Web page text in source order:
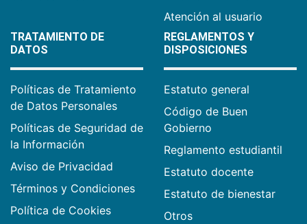
Atención al usuario
TRATAMIENTO DE
DATOS
Políticas de Tratamiento
de Datos Personales
Políticas de Seguridad de
la Información
Aviso de Privacidad
Términos y Condiciones
Política de Cookies
REGLAMENTOS Y
DISPOSICIONES
Estatuto general
Código de Buen
Gobierno
Reglamento estudiantil
Estatuto docente
Estatuto de bienestar
Otros